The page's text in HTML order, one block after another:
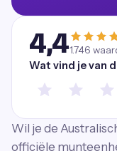
4,41.746
Wat vind je van
Wil je de
officiële